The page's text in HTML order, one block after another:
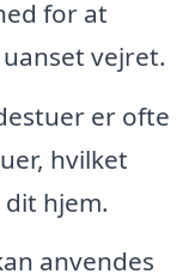
for at
vejret.
er ofte
hvilket
hjem.
anvendes